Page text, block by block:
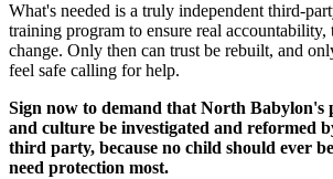
What's needed is a truly independent third-
training program to ensure real accountability,
change. Only then can trust be rebuilt, and
feel safe calling for help.
Sign now to demand that North Babylon's
and culture be investigated and reformed
third party, because no child should ever
need protection most.